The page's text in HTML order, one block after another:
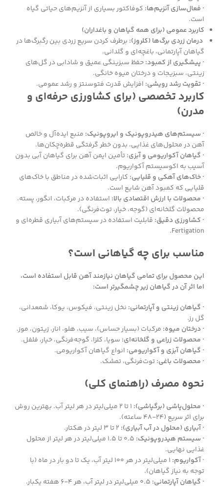
· فعال‌سازی آنزیم‌ها: کوفاکتور بسیاری از آنزیم‌های حیاتی گیاه
است.
کاربرد عمومی (برای همه گیاهان و باغداران)
درمان زردی برگ‌ها (کلروز): برطرف کردن سریع زردی بین رگبرگ‌ها در
گیاهان آپارتمانی، باغچه‌ای و گلدانی.
· پیشگیری از کمبود:حفظ سبزینگی عمیق و شادابی در گل‌های
زینتی، سبزیجات و درختان میوه خانگی.
· تقویت رشد رویشی: افزایش قدرت فتوسنتز و رشد عمومی.
کاربرد تخصصی (برای کشاورزی حرفه‌ای و
مدرن)
· سیستم‌های هیدروپونیک و ایروپونیک: منبع ایده‌آل و خالص
آهن در محلول‌های غذایی، بدون خطر گرفتگی قطره‌چکان‌ها.
· گیاهان آکواریومی و آبزی:تأمین ایمن آهن برای گیاهان آبی بدون
آسیب به اکوسیستم آکواریوم.
· خاک‌های آهکی و قلیایی: کارایی اثبات‌شده در مناطق با خاک‌های
قلیایی که کمبود آهن شایع است.
· محصولات با ارزش اقتصادی بالا: استفاده در مرکبات، انگور، پسته،
محصولات گلخانه‌ای (گوجه، خیار، توت‌فرنگی).
· کشاورزی دقیق: قابلیت استفاده در سیستم‌های آبیاری قطره‌ای و
Fertigation.
مناسب برای چه گیاهانی است؟
این محصول برای تمامی گیاهان نیازمند آهن قابل استفاده است،
اما اثر آن در گیاهان زیر چشمگیرتر است:
· گیاهان زینتی و آپارتمانی: نخل زینتی، فیکوس، یوکا، شمعدانی،
گل رز.
· درختان میوه: مرکبات (بسیار حساس)، سیب، هلو، انار، زیتون، موز.
· محصولات زراعی و گلخانه‌ای: سویا، کلزا، گوجه‌فرنگی، خیار، فلفل.
· گیاهان آبزی و آکواریومی: انواع گیاهان آکواریومی.
· محصولات باغی:توت‌فرنگی، تمشک.
نحوه مصرف (راهنمای کلی)
· محلول‌پاشی (برگپاشی):
۱ تا ۲ میلی‌لیتر در هر لیتر آب. بهترین روش
برای اثر سریع (۲۴-۴۸ ساعته).
· آبیاری (محلول در آب آبیاری):
· سیستم هیدروپونیک:
۰.۵ تا ۱.۵ میلی‌لیتر در هر لیتر از محلول
غذایی نهایی.
·آکواریوم:
۱ میلی‌لیتر در هر ۱۰۰ لیتر آب، یک تا دو بار در ماه (با
توجه به نیاز گیاهان).
· گیاهان آپارتمانی: